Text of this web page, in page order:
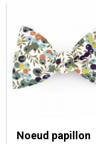
Noeud papillon